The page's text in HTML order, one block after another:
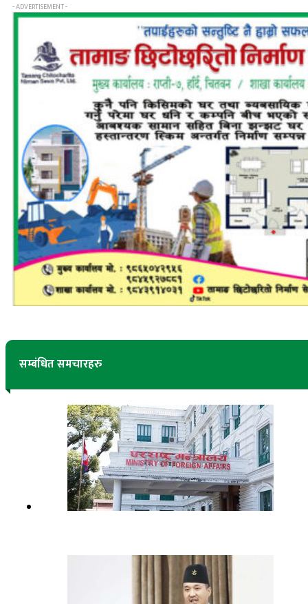
- ADVERTISEMENT -
सम्बंधित समचारहरु